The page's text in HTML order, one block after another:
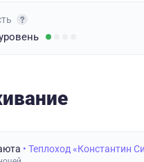
• Теплоход «Константин